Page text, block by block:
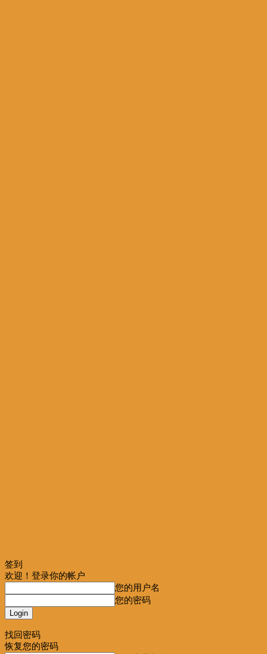
签到
欢迎！登录你的帐户
您的用户名
您的密码
找回密码
恢复您的密码